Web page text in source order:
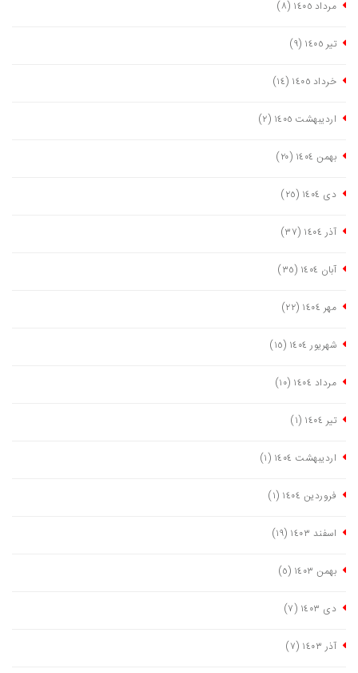
مرداد ١٤٠٥ (٨)
تیر ١٤٠٥ (٩)
خرداد ١٤٠٥ (١٤)
اردیبهشت ١٤٠٥ (٢)
بهمن ١٤٠٤ (٢٠)
دی ١٤٠٤ (٢٥)
آذر ١٤٠٤ (٣٧)
آبان ١٤٠٤ (٣٥)
مهر ١٤٠٤ (٢٢)
شهریور ١٤٠٤ (١٥)
مرداد ١٤٠٤ (١٠)
تیر ١٤٠٤ (١)
اردیبهشت ١٤٠٤ (١)
فروردین ١٤٠٤ (١)
اسفند ١٤٠٣ (١٩)
بهمن ١٤٠٣ (٥)
دی ١٤٠٣ (٧)
آذر ١٤٠٣ (٧)